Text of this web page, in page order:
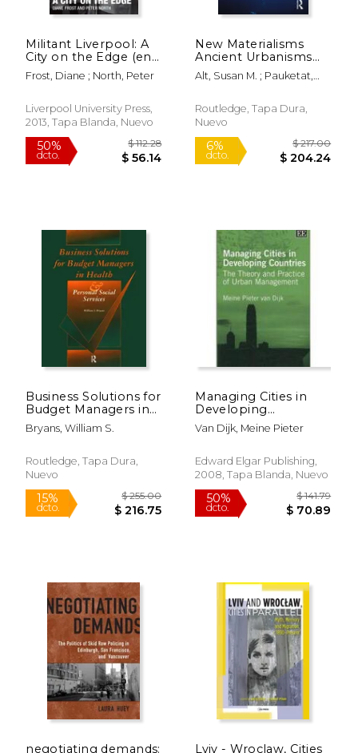
50% 15%
dcto.
Militant Liverpool: A
City on the Edge (en
Inglés)
Frost, Diane ; North, Peter
Liverpool University Press,
2013, Tapa Blanda, Nuevo
50%
New Materialisms
Ancient Urbanisms
(en Inglés)
Alt, Susan M. ; Pauketat,
Routledge, Tapa Dura,
Nuevo
6%
Business Solutions for
Budget Managers in
Health and Personal
Social Services (en
Bryans, William S.
Routledge, Tapa Dura,
Nuevo
Managing Cities in
Developing
Countries: The
Theory and Practice
Management (en
Inglés)
Van Dijk, Meine Pieter
Edward Elgar Publishing,
2008, Tapa Blanda, Nuevo
negotiating demands: Lviv - Wroclaw, Cities